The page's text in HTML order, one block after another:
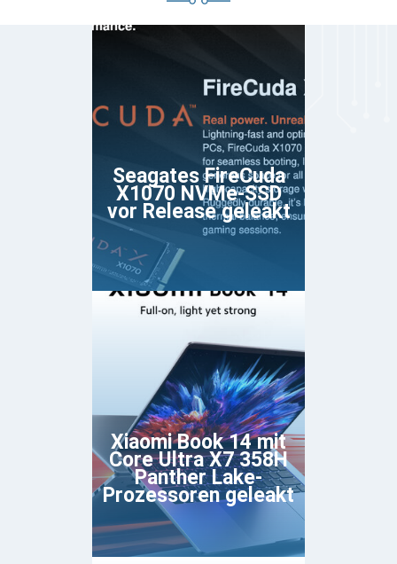
Seagates FireCuda
X1070 NVMe-SSD
vor Release geleakt
Xiaomi Book 14 mit
Core Ultra X7 358H
Panther Lake-
Prozessoren geleakt